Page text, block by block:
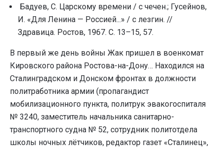
Бадуев, С. Царскому времени / с чечен.; Гусейнов,
И. «Для Ленина — Россией...» / с лезгин. //
Здравица. Ростов, 1967. C. 13–15, 57.
В первый же день войны Жак пришел в военкомат
Кировского района Ростова-на-Дону… Находился на
Сталинградском и Донском фронтах в должности
политработника армии (пропагандист
мобилизационного пункта, политрук эвакогоспиталя
№ 3240, заместитель начальника санитарно-
транспортного судна № 52, сотрудник политотдела
школы ночных лётчиков, редактор газет «Сталинец»,